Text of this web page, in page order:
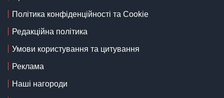
Політика конфіденційності та Cookie
Редакційна політика
Умови користування та цитування
Реклама
Наші нагороди